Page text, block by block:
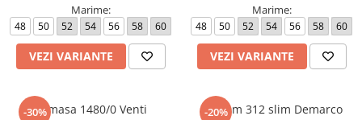
Marime:
48 50 52 54 56 58 60
VEZI VARIANTE
Marime:
48 50 52 54 56 58 60
VEZI VARIANTE
-30%Camasa 1480/0 Venti
-20%
Costum 312 slim Demarco